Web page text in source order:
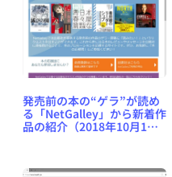
発売前の本の“ゲラ”が読め
る「NetGalley」から新着作
品の紹介（2018年10月1日